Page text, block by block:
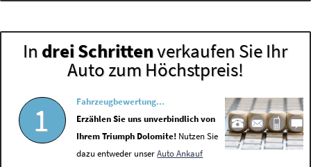
In drei Schrittenverkaufen Sie Ihr
Auto zum Höchstpreis!
1
Fahrzeugbewertung...
Erzählen Sie uns unverbindlich von
Ihrem Triumph Dolomite! Nutzen Sie
dazu entweder unserAuto Ankauf